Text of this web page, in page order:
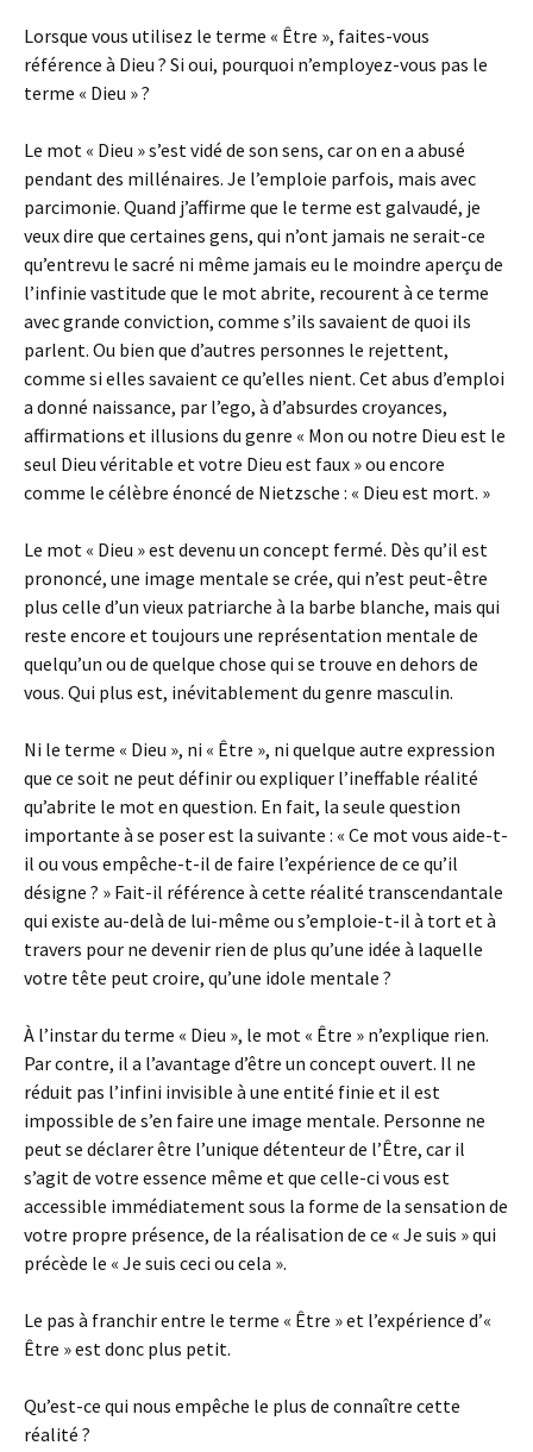
Lorsque vous utilisez le terme « Être », faites-vous
référence à Dieu ? Si oui, pourquoi n’employez-vous pas le
terme « Dieu » ?
Le mot « Dieu » s’est vidé de son sens, car on en a abusé
pendant des millénaires. Je l’emploie parfois, mais avec
parcimonie. Quand j’affirme que le terme est galvaudé, je
veux dire que certaines gens, qui n’ont jamais ne serait-ce
qu’entrevu le sacré ni même jamais eu le moindre aperçu de
l’infinie vastitude que le mot abrite, recourent à ce terme
avec grande conviction, comme s’ils savaient de quoi ils
parlent. Ou bien que d’autres personnes le rejettent,
comme si elles savaient ce qu’elles nient. Cet abus d’emploi
a donné naissance, par l’ego, à d’absurdes croyances,
affirmations et illusions du genre « Mon ou notre Dieu est le
seul Dieu véritable et votre Dieu est faux » ou encore
comme le célèbre énoncé de Nietzsche : « Dieu est mort. »
Le mot « Dieu » est devenu un concept fermé. Dès qu’il est
prononcé, une image mentale se crée, qui n’est peut-être
plus celle d’un vieux patriarche à la barbe blanche, mais qui
reste encore et toujours une représentation mentale de
quelqu’un ou de quelque chose qui se trouve en dehors de
vous. Qui plus est, inévitablement du genre masculin.
Ni le terme « Dieu », ni « Être », ni quelque autre expression
que ce soit ne peut définir ou expliquer l’ineffable réalité
qu’abrite le mot en question. En fait, la seule question
importante à se poser est la suivante : « Ce mot vous aide-t-
il ou vous empêche-t-il de faire l’expérience de ce qu’il
désigne ? » Fait-il référence à cette réalité transcendantale
qui existe au-delà de lui-même ou s’emploie-t-il à tort et à
travers pour ne devenir rien de plus qu’une idée à laquelle
votre tête peut croire, qu’une idole mentale ?
À l’instar du terme « Dieu », le mot « Être » n’explique rien.
Par contre, il a l’avantage d’être un concept ouvert. Il ne
réduit pas l’infini invisible à une entité finie et il est
impossible de s’en faire une image mentale. Personne ne
peut se déclarer être l’unique détenteur de l’Être, car il
s’agit de votre essence même et que celle-ci vous est
accessible immédiatement sous la forme de la sensation de
votre propre présence, de la réalisation de ce « Je suis » qui
précède le « Je suis ceci ou cela ».
Le pas à franchir entre le terme « Être » et l’expérience d’«
Être » est donc plus petit.
Qu’est-ce qui nous empêche le plus de connaître cette
réalité ?